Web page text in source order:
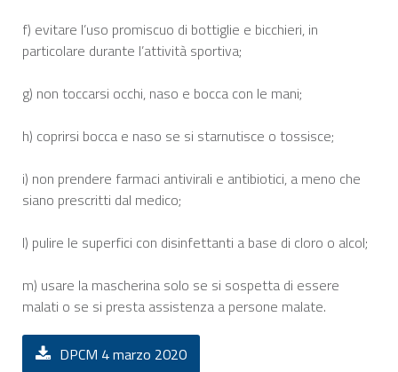
f) evitare l’uso promiscuo di bottiglie e bicchieri, in
particolare durante l’attività sportiva;
g) non toccarsi occhi, naso e bocca con le mani;
h) coprirsi bocca e naso se si starnutisce o tossisce;
i) non prendere farmaci antivirali e antibiotici, a meno che
siano prescritti dal medico;
l) pulire le superfici con disinfettanti a base di cloro o alcol;
m) usare la mascherina solo se si sospetta di essere
malati o se si presta assistenza a persone malate.
DPCM 4 marzo 2020